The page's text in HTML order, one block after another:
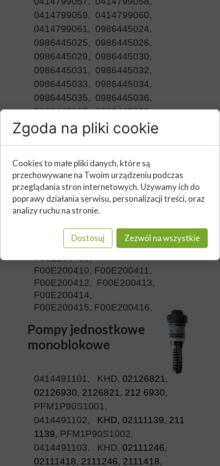
0414799059, 0414799060,
0414799061, 0986445024,
0986445025, 0986445026,
0986445029, 0986445030,
0986445031, 0986445032,
0986445033, 0986445034,
0986445035, 0986445036,
0986445037, 0986445038,
0986445039, 0986445056,
0986445102, 0986445103,
0986445111, 986445114,
0986445115, 0986AD0457,
F00E200401,
F00E200402, F00E200403,
F00E200405, F00E200406,
F00E200407, F00E200408,
F00E200409,
F00E200410, F00E200411,
F00E200412, F00E200413,
F00E200414,
F00E200415, F00E200416,
0414491101, KHD, 02126821,
02126930, 2126821, 212 6930,
PFM1P90S1001,
0414491102, KHD, 02111139, 211
1139, PFM1P90S1002,
0414491103, KHD, 02111246,
02111418, 2111246, 2111418,
Pompy jednostkowe
monoblokowe
Zgoda na pliki cookie
Cookies to małe pliki danych, które są
przechowywane na Twoim urządzeniu podczas
przeglądania stron internetowych. Używamy ich do
poprawy działania serwisu, personalizacji treści, oraz
analizy ruchu na stronie.
Dostosuj Zezwól na wszystkie